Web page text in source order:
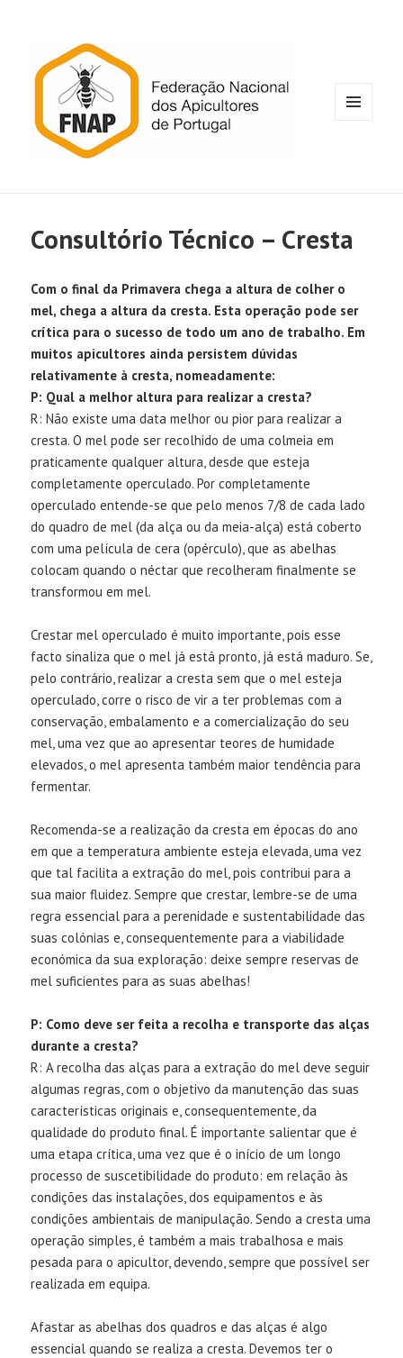
Consultório Técnico – Cresta
Com o final da Primavera chega a altura de colher o
mel, chega a altura da cresta. Esta operação pode ser
crítica para o sucesso de todo um ano de trabalho. Em
muitos apicultores ainda persistem dúvidas
relativamente à cresta, nomeadamente:
P: Qual a melhor altura para realizar a cresta?
R: Não existe uma data melhor ou pior para realizar a
cresta. O mel pode ser recolhido de uma colmeia em
praticamente qualquer altura, desde que esteja
completamente operculado. Por completamente
operculado entende-se que pelo menos 7/8 de cada lado
do quadro de mel (da alça ou da meia-alça) está coberto
com uma película de cera (opérculo), que as abelhas
colocam quando o néctar que recolheram finalmente se
transformou em mel.
Crestar mel operculado é muito importante, pois esse
facto sinaliza que o mel já está pronto, já está maduro. Se,
pelo contrário, realizar a cresta sem que o mel esteja
operculado, corre o risco de vir a ter problemas com a
conservação, embalamento e a comercialização do seu
mel, uma vez que ao apresentar teores de humidade
elevados, o mel apresenta também maior tendência para
fermentar.
Recomenda-se a realização da cresta em épocas do ano
em que a temperatura ambiente esteja elevada, uma vez
que tal facilita a extração do mel, pois contribui para a
sua maior fluidez. Sempre que crestar, lembre-se de uma
regra essencial para a perenidade e sustentabilidade das
suas colónias e, consequentemente para a viabilidade
económica da sua exploração: deixe sempre reservas de
mel suficientes para as suas abelhas!
P: Como deve ser feita a recolha e transporte das alças
durante a cresta?
R: A recolha das alças para a extração do mel deve seguir
algumas regras, com o objetivo da manutenção das suas
características originais e, consequentemente, da
qualidade do produto final. É importante salientar que é
uma etapa crítica, uma vez que é o início de um longo
processo de suscetibilidade do produto: em relação às
condições das instalações, dos equipamentos e às
condições ambientais de manipulação. Sendo a cresta uma
operação simples, é também a mais trabalhosa e mais
pesada para o apicultor, devendo, sempre que possível ser
realizada em equipa.
Afastar as abelhas dos quadros e das alças é algo
essencial quando se realiza a cresta. Devemos ter o